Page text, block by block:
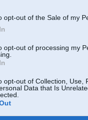
opt-out of the Sale of my
opt-out of processing my
opt-out of Collection, Use,
Data that Is
25. May 2010, 12:41
Ja Tu esi tik
Blje cik var dzīt